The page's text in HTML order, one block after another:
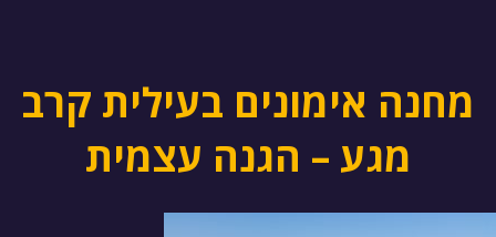
מחנה אימונים בעילית קרב
מגע – הגנה עצמית